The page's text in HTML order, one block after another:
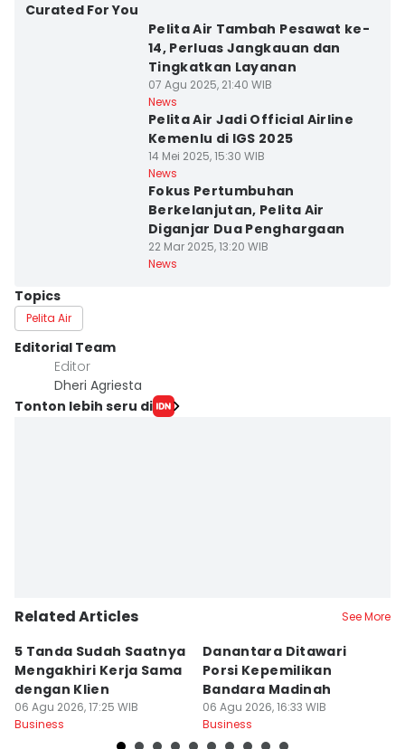
Curated For You
Pelita Air Tambah Pesawat ke-
14, Perluas Jangkauan dan
Tingkatkan Layanan
07 Agu 2025, 21:40 WIB
News
Pelita Air Jadi Official Airline
Kemenlu di IGS 2025
14 Mei 2025, 15:30 WIB
News
Fokus Pertumbuhan
Berkelanjutan, Pelita Air
Diganjar Dua Penghargaan
22 Mar 2025, 13:20 WIB
News
Topics
Pelita Air
Editorial Team
Editor
Dheri Agriesta
Tonton lebih seru di
Related Articles See More
5 Tanda Sudah Saatnya
Mengakhiri Kerja Sama
dengan Klien
06 Agu 2026, 17:25 WIB
Business
Danantara Ditawari
Porsi Kepemilikan
Bandara Madinah
06 Agu 2026, 16:33 WIB
Business